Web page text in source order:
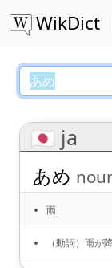
WikDict
あめ –
🇯🇵 ja
あめ
雨
（動詞）雨が